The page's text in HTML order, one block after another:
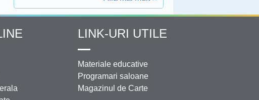
LINK-URI UTILE
Materiale educative
Programari saloane
Magazinul de Carte